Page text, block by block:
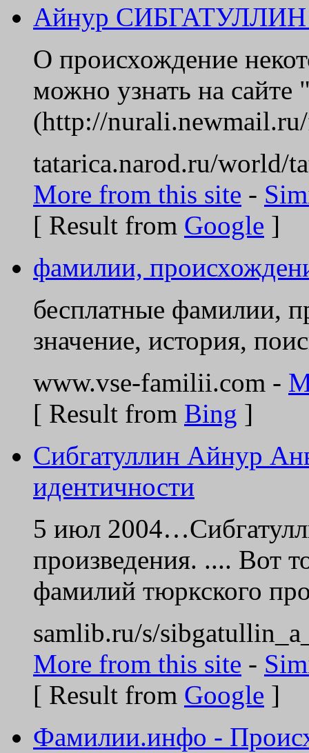
Айнур СИБГАТУЛЛИН -
О происхождение
можно узнать на
(http://
tatarica.narod.ru/world/
More from this site -
[ Result from Google ]
фамилии,
бесплатные фамилии,
значение, история,
www.vse-familii.com -
[ Result from Bing ]
Сибгатуллин Айнур
идентичности
5 июл
произведения. .... Вот
фамилий тюркского
samlib.ru/s/
More from this site -
[ Result from Google ]
Фамилии.инфо -